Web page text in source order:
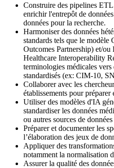
Construire des pipelines
enrichir l'entrepôt de
données pour la recherche.
Harmoniser des données
standards tels que le
Outcomes Partnership) et/
Healthcare Interoperability
terminologies médicales
standardisés (ex: CIM-10,
Collaborer avec les
établissements pour préparer
Utiliser des modèles d'IA
standardiser les données
ou autres sources de
Préparer et documenter les
l’élaboration des jeux de
Appliquer des
notamment la normalisation
Assurer la qualité des